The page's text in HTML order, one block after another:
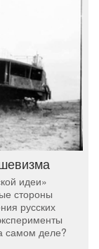
идеи»
стороны
русских
самом деле?